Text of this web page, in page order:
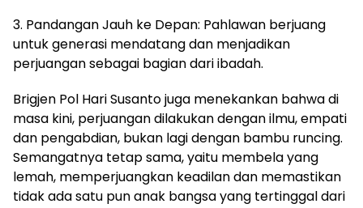
3. Pandangan Jauh ke Depan: Pahlawan berjuang
untuk generasi mendatang dan menjadikan
perjuangan sebagai bagian dari ibadah.
Brigjen Pol Hari Susanto juga menekankan bahwa di
masa kini, perjuangan dilakukan dengan ilmu, empati
dan pengabdian, bukan lagi dengan bambu runcing.
Semangatnya tetap sama, yaitu membela yang
lemah, memperjuangkan keadilan dan memastikan
tidak ada satu pun anak bangsa yang tertinggal dari